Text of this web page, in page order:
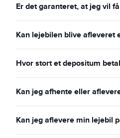
Er det garanteret, at jeg vil
Kan lejebilen blive afleveret
Hvor stort et depositum
Kan jeg afhente eller
Kan jeg aflevere min lejebil